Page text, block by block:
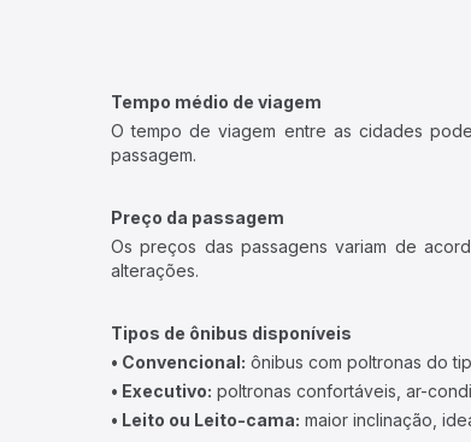
Tempo médio de viagem
O tempo de viagem entre as cidades
passagem.
Preço da passagem
Os preços das passagens variam de
alterações.
Tipos de ônibus disponíveis
• Convencional: ônibus com poltronas do
• Executivo: poltronas confortáveis, ar-
• Leito ou Leito-cama: maior inclinação,